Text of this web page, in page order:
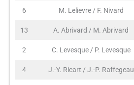
6 M. Lelievre / F. Nivard
13 A. Abrivard / M. Abrivard
2 C. Levesque / P. Levesque
4 J.-Y. Ricart / J.-P. Raffegeau